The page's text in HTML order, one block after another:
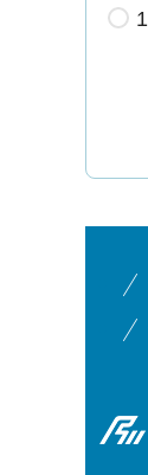
石川